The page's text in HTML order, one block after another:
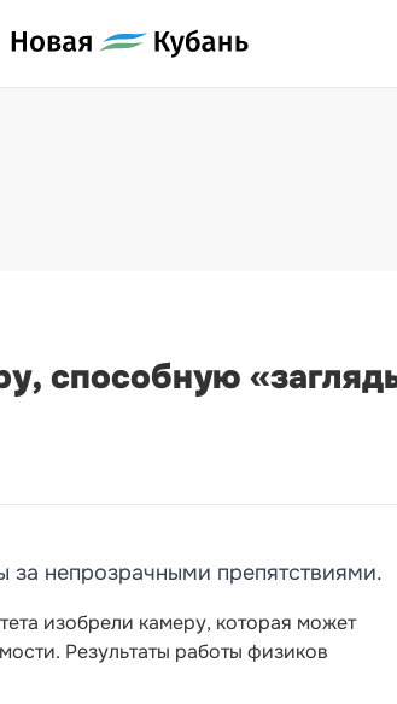
способную
за непрозрачными препятствиями.
изобрели камеру, которая может
Результаты работы физиков